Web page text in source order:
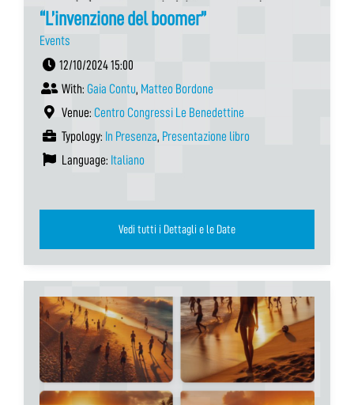
“L’invenzione del boomer”
Events
12/10/2024 15:00
With: Gaia Contu, Matteo Bordone
Venue: Centro Congressi Le Benedettine
Typology: In Presenza, Presentazione libro
Language: Italiano
Vedi tutti i Dettagli e le Date